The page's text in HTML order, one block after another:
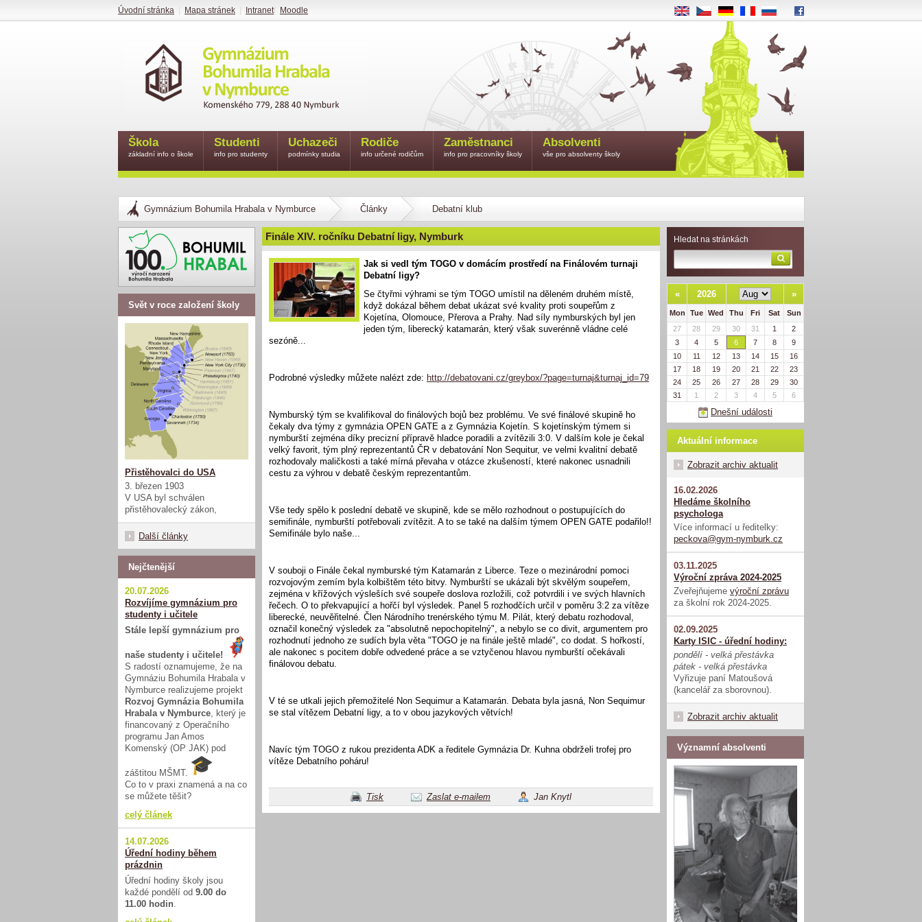
Gymnázium Bohumila Hrabala v Nymburce Články Debatní klub
Finále XIV. ročníku Debatní ligy, Nymburk
Jak si vedl tým TOGO v domácím prostředí na Finálovém turnaji
Debatní ligy?
Se čtyřmi výhrami se tým TOGO umístil na děleném druhém místě,
když dokázal během debat ukázat své kvality proti soupeřům z
Kojetína, Olomouce, Přerova a Prahy. Nad síly nymburských byl jen
jeden tým, liberecký katamarán, který však suverénně vládne celé
sezóně...
Podrobné výsledky můžete nalézt zde: http://debatovani.cz/greybox/?page=turnaj&turnaj_id=79
Nymburský tým se kvalifikoval do finálových bojů bez problému. Ve své finálové skupině ho
čekaly dva týmy z gymnázia OPEN GATE a z Gymnázia Kojetín. S kojetínským týmem si
nymburští zejména díky precizní přípravě hladce poradili a zvítězili 3:0. V dalším kole je čekal
velký favorit, tým plný reprezentantů ČR v debatování Non Sequitur, ve velmi kvalitní debatě
rozhodovaly maličkosti a také mírná převaha v otázce zkušeností, které nakonec usnadnili
cestu za výhrou v debatě českým reprezentantům.
Vše tedy spělo k poslední debatě ve skupině, kde se mělo rozhodnout o postupujících do
semifinále, nymburští potřebovali zvítězit. A to se také na dalším týmem OPEN GATE podařilo!!
Semifinále bylo naše...
V souboji o Finále čekal nymburské tým Katamarán z Liberce. Teze o mezinárodní pomoci
rozvojovým zemím byla kolbištěm této bitvy. Nymburští se ukázali být skvělým soupeřem,
zejména v křížových výsleších své soupeře doslova rozložili, což potvrdili i ve svých hlavních
řečech. O to překvapující a hořčí byl výsledek. Panel 5 rozhodčích určil v poměru 3:2 za vítěze
liberecké, neuvěřitelné. Člen Národního trenérského týmu M. Pilát, který debatu rozhodoval,
označil konečný výsledek za "absolutně nepochopitelný", a nebylo se co divit, argumentem pro
rozhodnutí jednoho ze sudích byla věta "TOGO je na finále ještě mladé", co dodat. S hořkostí,
ale nakonec s pocitem dobře odvedené práce a se vztyčenou hlavou nymburští očekávali
finálovou debatu.
V té se utkali jejich přemožitelé Non Sequimur a Katamarán. Debata byla jasná, Non Sequimur
se stal vítězem Debatní ligy, a to v obou jazykových větvích!
Navíc tým TOGO z rukou prezidenta ADK a ředitele Gymnázia Dr. Kuhna obdrželi trofej pro
vítěze Debatního poháru!
Tisk Zaslat e-mailem Jan Knytl
Hledat na stránkách
« 2026 »
Mon Tue Wed Thu Fri Sat
Sun
27
28 29 30 31 1
2
3
4 5 6 7 8
9
10
11 12 13 14 15
16
17
18 19 20 21 22
23
24
25 26 27 28 29
30
31
1 2 3 4 5 6
Dnešní události
Aktuální informace
Zobrazit archiv aktualit
16.02.2026
Hledáme školního
psychologa
Více informací u ředitelky:
peckova@gym-nymburk.cz
03.11.2025
Výroční zpráva 2024-2025
Zveřejňujeme výroční zprávu
za školní rok 2024-2025.
02.09.2025
Karty ISIC - úřední hodiny:
pondělí - velká přestávka
pátek - velká přestávka
Vyřizuje paní Matoušová
(kancelář za sborovnou).
Zobrazit archiv aktualit
Významní absolventi
Svět v roce založení školy
Přistěhovalci do USA
3. březen 1903
V USA byl schválen
přistěhovalecký zákon,
Další články
Nejčtenější
20.07.2026
Rozvíjíme gymnázium pro
studenty i učitele
Stále lepší gymnázium pro
naše studenty i učitele!
S radostí oznamujeme, že na
Gymnáziu Bohumila Hrabala v
Nymburce realizujeme projekt
Rozvoj Gymnázia Bohumila
Hrabala v Nymburce, který je
financovaný z Operačního
programu Jan Amos
Komenský (OP JAK) pod
záštitou MŠMT.
Co to v praxi znamená a na co
se můžete těšit?
celý článek
14.07.2026
Úřední hodiny během
prázdnin
Úřední hodiny školy jsou
každé pondělí od 9.00 do
11.00 hodin.
Škola
základní info o škole
Studenti
info pro studenty
Uchazeči
podmínky studia
Rodiče
info určené rodičům
Zaměstnanci
info pro pracovníky školy
Absolventi
vše pro absolventy školy
Úvodní stránka Mapa stránek Intranet| Moodle EN CS DE RU